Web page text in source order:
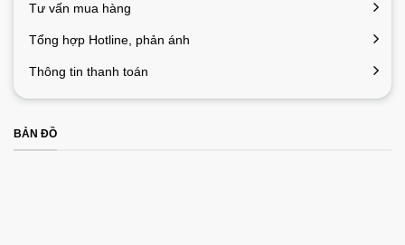
Tư vấn mua hàng
Tổng hợp Hotline, phản ánh
Thông tin thanh toán
BẢN ĐỒ